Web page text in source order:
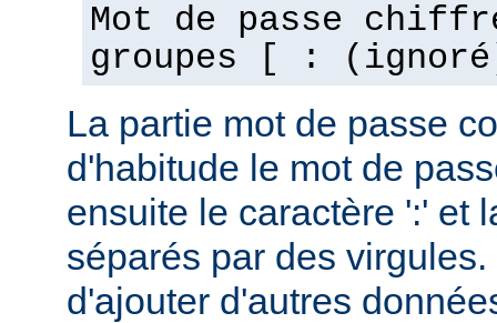
Mot de passe
groupes [ :
La partie mot de passe
d'habitude le mot de
ensuite le caractère ':' et
séparés par des
d'ajouter d'autres